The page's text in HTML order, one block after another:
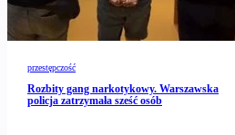
przestępczość
Rozbity gang narkotykowy. Warszawska
policja zatrzymała sześć osób